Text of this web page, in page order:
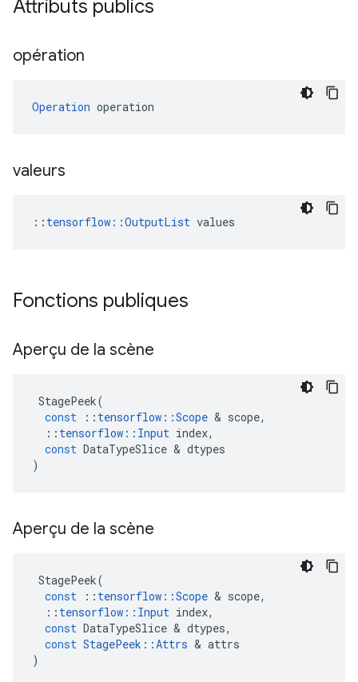
Attributs publics
opération
Operation operation
valeurs
:: tensorflow::OutputList values
Fonctions publiques
Aperçu de la scène
StagePeek(
const
:: tensorflow ::Scope & scope,
:: tensorflow :: Input index,
const DataTypeSlice & dtypes
)
Aperçu de la scène
StagePeek(
const
:: tensorflow ::Scope & scope,
:: tensorflow :: Input index,
const DataTypeSlice & dtypes,
const StagePeek ::Attrs & attrs
)